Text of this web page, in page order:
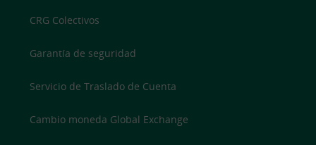
CRG Colectivos
Garantía de seguridad
Servicio de Traslado de Cuenta
Cambio moneda Global Exchange